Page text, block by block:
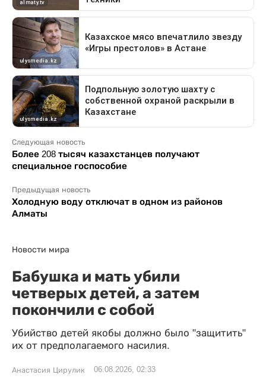
Следующая новость
Более 208 тысяч казахстанцев получают
специальное госпособие
Предыдущая новость
Холодную воду отключат в одном из районов
Алматы
Новости мира
Бабушка и мать убили
четверых детей, а затем
покончили с собой
Убийство детей якобы должно было "защитить"
их от предполагаемого насилия.
Анастасия Цирулик 06.08.2026, 02:33